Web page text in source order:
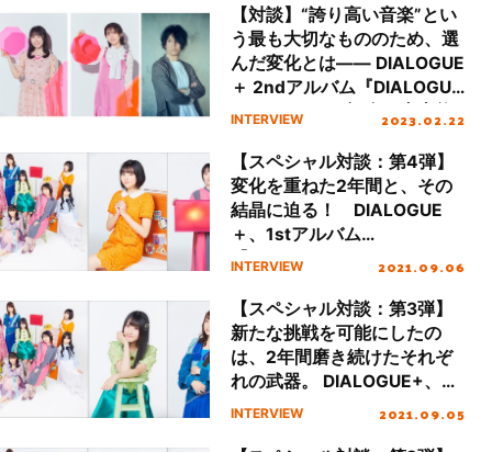
ュー
【対談】“誇り高い音楽”とい
う最も大切なもののため、選
んだ変化とは―― DIALOGUE
＋ 2ndアルバム『DIALOGUE
＋2』リリース記念、内山悠
ペシャルインタビュー
INTERVIEW 2023.02.22
【スペシャル対談：第4弾】
変化を重ねた2年間と、その
結晶に迫る！ DIALOGUE
＋、1stアルバム
『DIALOGUE＋1』リリース
田淵智也スペシャルインタビ
ュー
INTERVIEW 2021.09.06
【スペシャル対談：第3弾】
新たな挑戦を可能にしたの
は、2年間磨き続けたそれぞ
れの武器。 DIALOGUE+、
1stアルバム
INTERVIEW 2021.09.05